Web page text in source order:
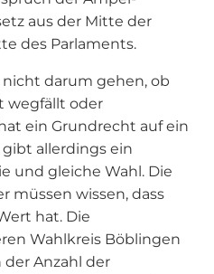
aus der Mitte der
des Parlaments.
darum gehen, ob
wegfällt oder
ein Grundrecht auf ein
allerdings ein
und gleiche Wahl. Die
müssen wissen, dass
hat. Die
Wahlkreis Böblingen
Anzahl der